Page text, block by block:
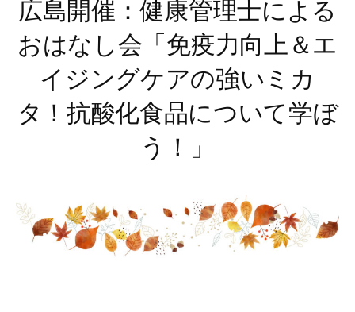
プ
広島開催：健康管理士による
おはなし会「免疫力向上＆エ
イジングケアの強いミカ
タ！抗酸化食品について学ぼ
う！」